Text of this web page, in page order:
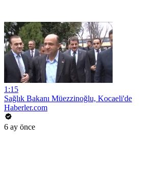
1:15
Sağlık Bakanı Müezzinoğlu, Kocaeli'de
Haberler.com
6 ay önce